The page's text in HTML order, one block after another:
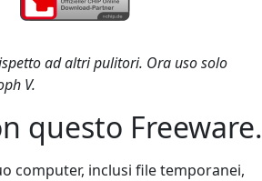
ad altri pulitori. Ora uso solo
V.
questo Freeware.
computer, inclusi file temporanei,